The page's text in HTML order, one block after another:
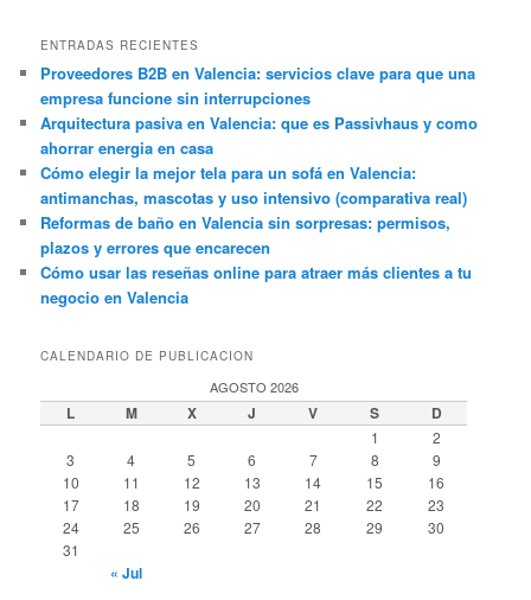
ENTRADAS RECIENTES
Proveedores B2B en Valencia: servicios clave para que una
empresa funcione sin interrupciones
Arquitectura pasiva en Valencia: que es Passivhaus y como
ahorrar energia en casa
Cómo elegir la mejor tela para un sofá en Valencia:
antimanchas, mascotas y uso intensivo (comparativa real)
Reformas de baño en Valencia sin sorpresas: permisos,
plazos y errores que encarecen
Cómo usar las reseñas online para atraer más clientes a tu
negocio en Valencia
CALENDARIO DE PUBLICACION
AGOSTO 2026
L M X J V S D
1
2
3
4 5 6 7 8
9
10
11 12 13 14 15
16
17
18 19 20 21 22
23
24
25 26 27 28 29
30
31
« Jul